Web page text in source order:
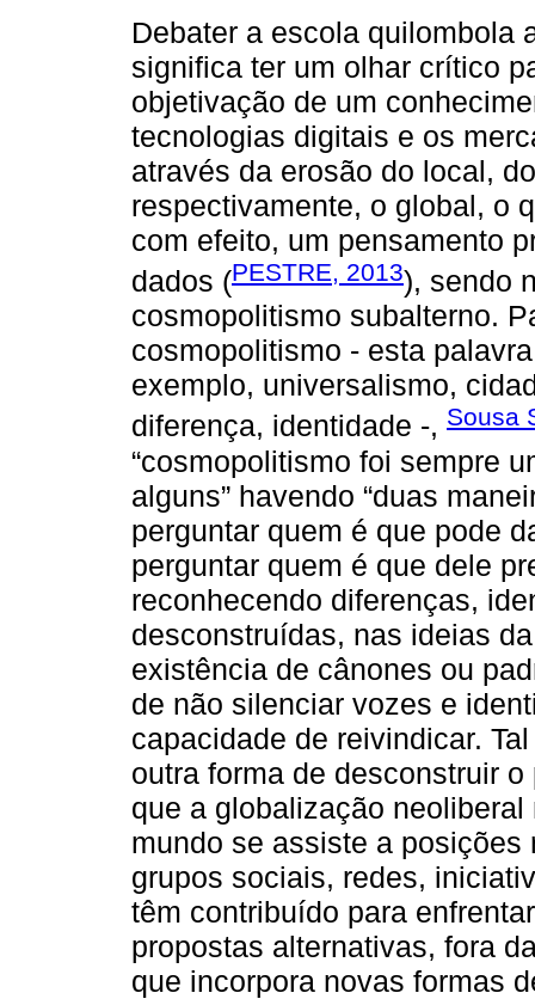
Debater a escola quilombola
significa ter um olhar crítico
objetivação de um
tecnologias digitais e os
através da erosão do local,
respectivamente, o global, o
com efeito, um pensamento
dados (PESTRE, 2013), sendo
cosmopolitismo subalterno.
cosmopolitismo - esta
exemplo, universalismo,
diferença, identidade -, Sousa
“cosmopolitismo foi sempre
alguns” havendo “duas
perguntar quem é que pode
perguntar quem é que dele
reconhecendo diferenças,
desconstruídas, nas ideias
existência de cânones ou
de não silenciar vozes e
capacidade de reivindicar.
outra forma de desconstruir
que a globalização
mundo se assiste a
grupos sociais, redes,
têm contribuído para
propostas alternativas, fora
que incorpora novas formas